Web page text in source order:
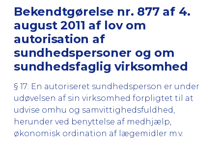
Bekendtgørelse nr. 877 af 4.
august 2011 af lov om
autorisation af
sundhedspersoner og om
sundhedsfaglig virksomhed
§ 17: En autoriseret sundhedsperson er under
udøvelsen af sin virksomhed forpligtet til at
udvise omhu og samvittighedsfuldhed,
herunder ved benyttelse af medhjælp,
økonomisk ordination af lægemidler m.v.